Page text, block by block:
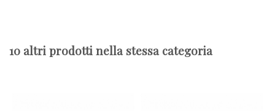
10 altri prodotti nella stessa categoria